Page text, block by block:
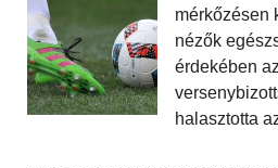
mérkőzésen
nézők
érdekében
halasztotta